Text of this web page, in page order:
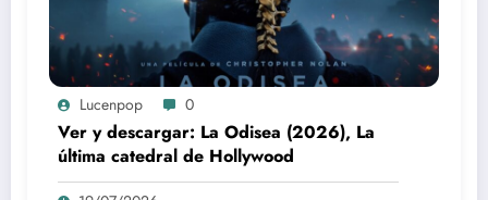
Lucenpop 0
Ver y descargar: La Odisea (2026), La
última catedral de Hollywood